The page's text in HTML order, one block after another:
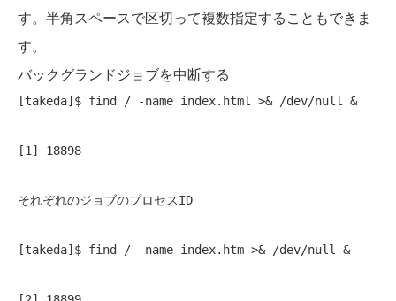
す。半角スペースで区切って複数指定することもできま
す。
バックグランドジョブを中断する
[takeda]$ find / -name index.html >& /dev/null &
[1] 18898
それぞれのジョブのプロセスID
[takeda]$ find / -name index.htm >& /dev/null &